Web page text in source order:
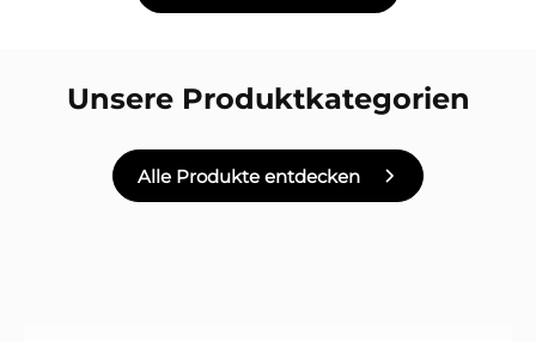
Unsere Produktkategorien
Alle Produkte entdecken